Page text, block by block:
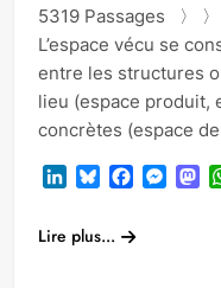
5319 Passages 〉
L’espace vécu se
entre les structures
lieu (espace produit,
concrètes (espace
LinkedInBlueskyFacebook
Lire plus...